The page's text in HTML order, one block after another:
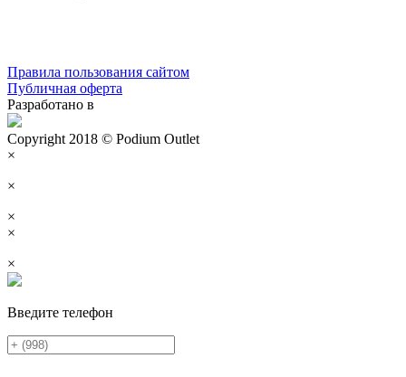
Правила пользования сайтом
Публичная оферта
Разработано в
Copyright 2018 © Podium Outlet
×
×
×
×
×
Введите телефон